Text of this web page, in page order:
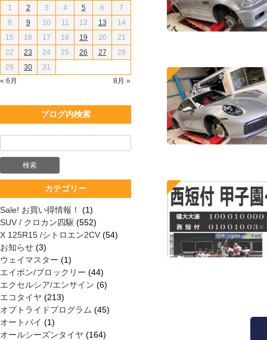
« 6月 8月 »
1 2 3 4 5 6
7
8
9 10 11 12 13
14
15
16 17 18 19 20
21
22
23 24 25 26 27
28
29
30 31
ブログ内検索
カテゴリー
Sale! お買い得情報！
(1)
SUV / クロカン四駆 (552)
X 125R15 /シトロエン2CV (54)
お知らせ (3)
ウェイマスター (1)
エイボン/ブロックリー (44)
エクセルシア/エンサイン (6)
エコタイヤ (213)
オプトライドプログラム (45)
オートバイ (1)
オールシーズンタイヤ (164)